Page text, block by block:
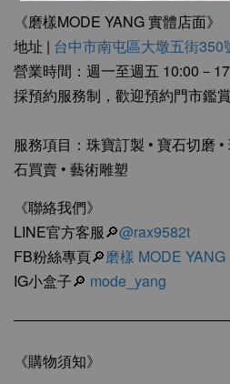
《磨樣MODE YANG 實體店面》
地址 | 台中市南屯區大墩五街350
營業時間：週一至週五 10:00－
採預約服務制，歡迎預約門市鑑
服務項目：珠寶訂製 • 寶石切磨
石買賣 • 藝術雕塑
《聯絡我們》
LINE官方客服🔎@rax9582t
FB粉絲專頁🔎磨樣 MODE YANG
IG小盒子🔎 mode_yang
《購物須知》